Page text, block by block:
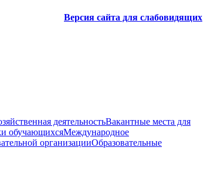
Версия сайта для слабовидящих
деятельностьВакантные места для
обучающихсяМеждународное
организацииОбразовательные